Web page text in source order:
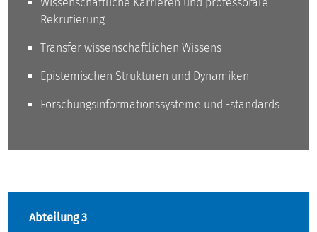
Rekrutierung
Transfer wissenschaftlichen Wissens
Epistemischen Strukturen und Dynamiken
Forschungsinformationssysteme und -standards
Abteilung 3